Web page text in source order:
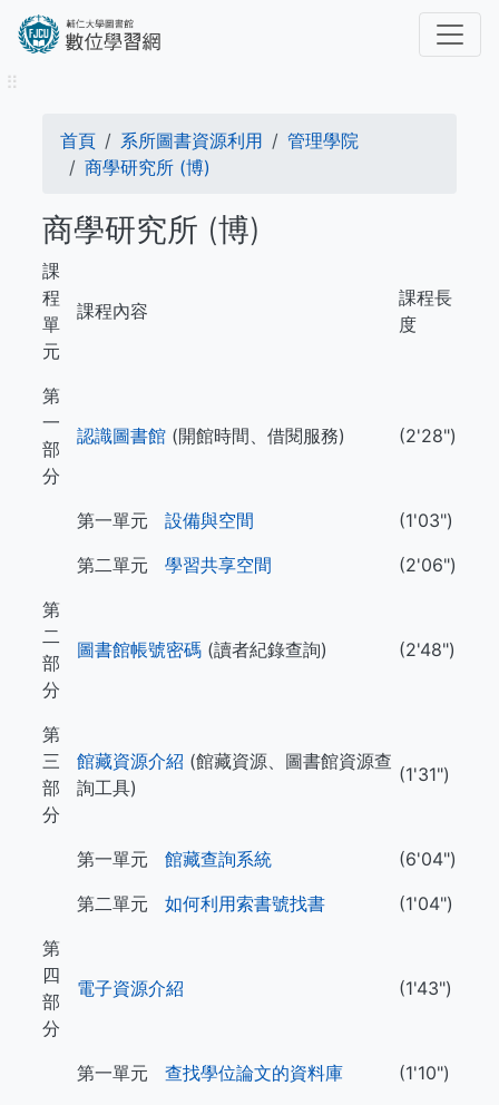
內
⠿
導
航
連
結
首頁 系所圖書資源利用
管理學院
商學研究所 (博)
商學研究所 (博)
課
程
單
元
課程內容
課程長
度
第
一
部
分
認識圖書館 (開館時間、借閱服務) (2'28")
第一單元 設備與空間
(1'03")
第二單元 學習共享空間
(2'06")
第
二
部
分
圖書館帳號密碼 (讀者紀錄查詢) (2'48")
第
三
部
分
館藏資源介紹 (館藏資源、圖書館資源查
詢工具)
(1'31")
第一單元 館藏查詢系統
(6'04")
第二單元 如何利用索書號找書
(1'04")
第
四
部
分
電子資源介紹 (1'43")
第一單元 查找學位論文的資料庫
(1'10")